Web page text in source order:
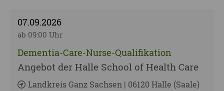
07.09.2026
ab 09:00 Uhr
Dementia-Care-Nurse-Qualifikation
Angebot der Halle School of Health Care
Landkreis Ganz Sachsen | 06120 Halle (Saale)